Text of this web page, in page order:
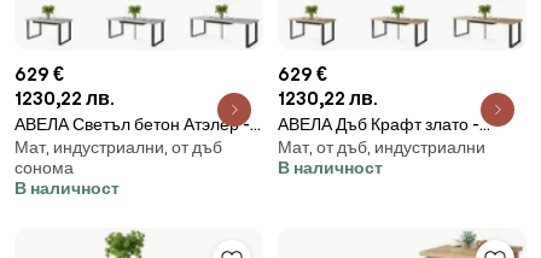
629 €
1230,22 лв.
АВЕЛА Светъл бетон Атэлер -
ЛОФТОВА ХОЛНА/ТРАПЕЗНА
МАСА РАЗТЕГАТЕЛНА ДО 310
cм!
Мат, индустриални, от дъб
сонома
В наличност
629 €
1230,22 лв.
АВЕЛА Дъб Крафт злато -
ЛОФТОВА ХОЛНА/ТРАПЕЗНА
МАСА РАЗТЕГАТЕЛНА ДО 310
Мат, от дъб, индустриални
В наличност